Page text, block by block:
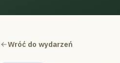
Wróć do wydarzeń